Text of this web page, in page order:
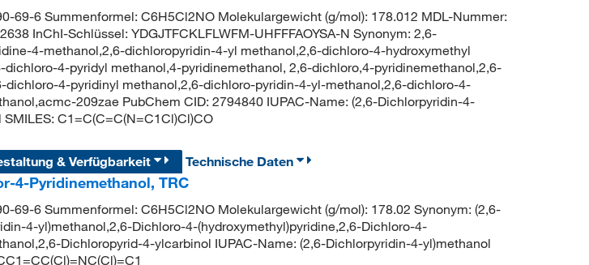
69-6 Summenformel: C6H5Cl2NO Molekulargewicht (g/mol): 178.012 MDL-Nummer:
InChI-Schlüssel: YDGJTFCKLFLWFM-UHFFFAOYSA-N Synonym: 2,6-
4-methanol,2,6-dichloropyridin-4-yl methanol,2,6-dichloro-4-hydroxymethyl
dichloro-4-pyridyl methanol,4-pyridinemethanol, 2,6-dichloro,4-pyridinemethanol,2,6-
dichloro-4-pyridinyl methanol,2,6-dichloro-pyridin-4-yl-methanol,2,6-dichloro-4-
209zae PubChem CID: 2794840 IUPAC-Name: (2,6-Dichlorpyridin-4-
C1=C(C=C(N=C1Cl)Cl)CO
& Verfügbarkeit
Technische Daten
4-Pyridinemethanol, TRC
69-6 Summenformel: C6H5Cl2NO Molekulargewicht (g/mol): 178.02 Synonym: (2,6-
4-yl)methanol,2,6-Dichloro-4-(hydroxymethyl)pyridine,2,6-Dichloro-4-
Dichloropyrid-4-ylcarbinol IUPAC-Name: (2,6-Dichlorpyridin-4-yl)methanol